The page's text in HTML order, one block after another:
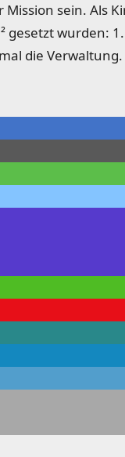
sein. Als
gesetzt wurden:
die Verwaltung.